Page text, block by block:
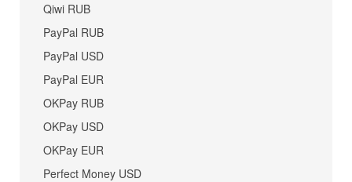
Qiwi RUB
PayPal RUB
PayPal USD
PayPal EUR
OKPay RUB
OKPay USD
OKPay EUR
Perfect Money USD